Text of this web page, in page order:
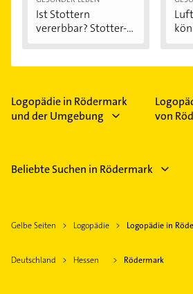
Ist Stottern
vererbbar? Stotter-
Logopädie in Rödermark
und der Umgebung
von
Beliebte Suchen in Rödermark
Gelbe Seiten Logopädie Logopädie in
Deutschland Hessen Rödermark